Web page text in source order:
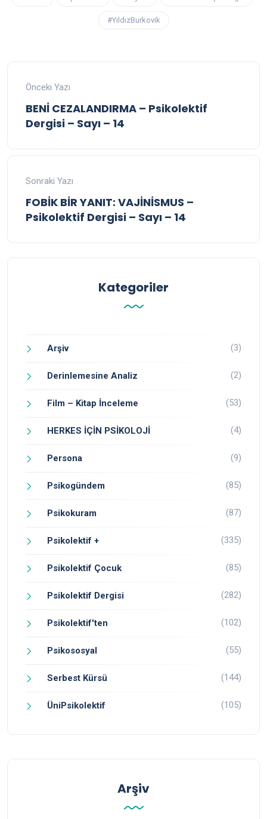
#YıldızBurkovik
Önceki Yazı
BENİ CEZALANDIRMA – Psikolektif
Dergisi – Sayı – 14
Sonraki Yazı
FOBİK BİR YANIT: VAJİNİSMUS –
Psikolektif Dergisi – Sayı – 14
Kategoriler
Arşiv (3)
Derinlemesine Analiz (2)
Film – Kitap İnceleme (53)
HERKES İÇİN PSİKOLOJİ (4)
Persona (9)
Psikogündem (85)
Psikokuram (87)
Psikolektif + (335)
Psikolektif Çocuk (85)
Psikolektif Dergisi (282)
Psikolektif'ten (102)
Psikososyal (55)
Serbest Kürsü (144)
ÜniPsikolektif (105)
Arşiv